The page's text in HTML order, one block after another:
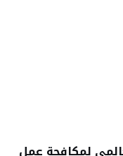
لمكافحة عمل